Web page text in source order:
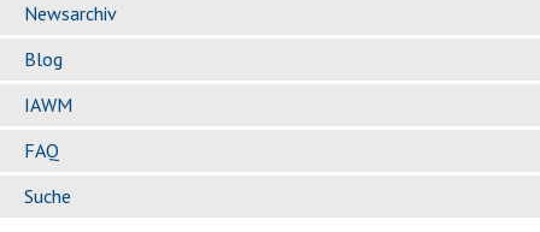
Newsarchiv
Blog
IAWM
FAQ
Suche